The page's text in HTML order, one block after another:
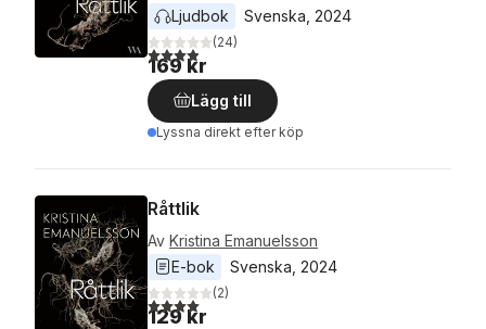
Ljudbok
Svenska 2024
3,9utav 5 stjärnor. Totalt antal röster:
(24)
169 kr
Lägg till
Lyssna direkt efter köp
Råttlik
Av Kristina Emanuelsson
E-bok
Svenska 2024
4,0utav 5 stjärnor. Totalt antal röster:
(2)
129 kr